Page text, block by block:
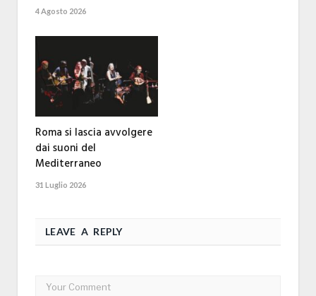
4 Agosto 2026
Roma si lascia avvolgere
dai suoni del
Mediterraneo
31 Luglio 2026
LEAVE A REPLY